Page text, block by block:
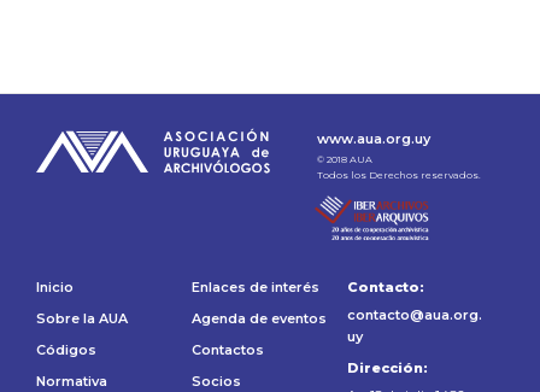
www.aua.org.uy
© 2018 AUA
Todos los Derechos reservados.
Inicio
Sobre la AUA
Códigos
Normativa
Enlaces de interés
Agenda de eventos
Contactos
Socios
Contacto:
contacto@aua.org.
uy
Dirección: